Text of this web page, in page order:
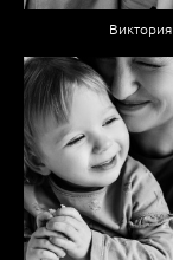
Виктория